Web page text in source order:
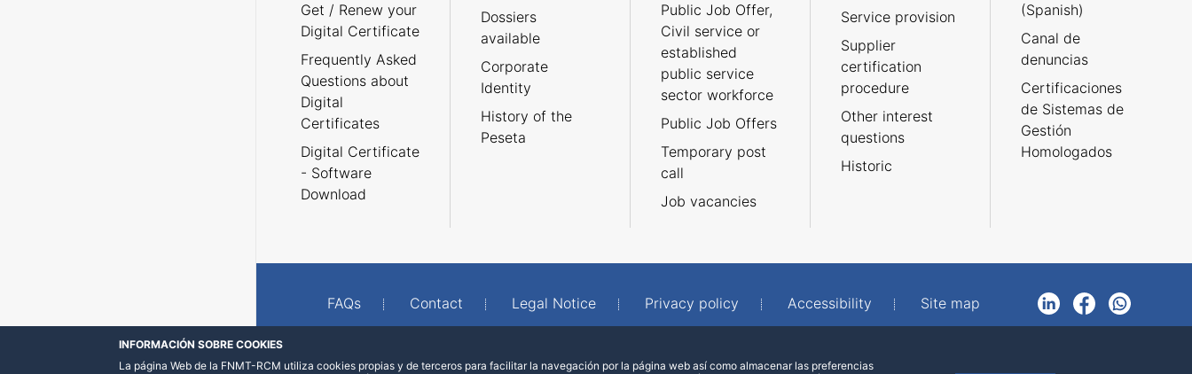
Get / Renew your
Digital Certificate
Frequently Asked
Questions about
Digital
Certificates
Digital Certificate
- Software
Download
Dossiers
available
Corporate
Identity
History of the
Peseta
Public Job Offer,
Civil service or
established
public service
sector workforce
Public Job Offers
Temporary post
call
Job vacancies
Service provision
Supplier
certification
procedure
Other interest
questions
Historic
(Spanish)
Canal de
denuncias
Certificaciones
de Sistemas de
Gestión
Homologados
FAQs Contact Legal Notice Privacy policy Accessibility Site map
LinkedInFacebookWhatsApp
INFORMACIÓN SOBRE COOKIES
La página Web de la FNMT-RCM utiliza cookies propias y de terceros para facilitar la navegación por la página web así como almacenar las preferencias